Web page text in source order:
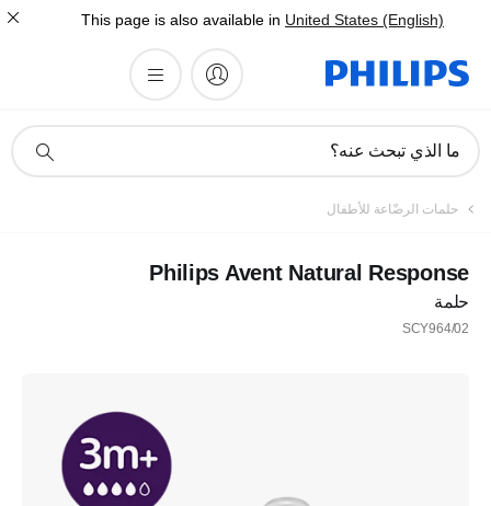
This page is also available in United States (English)
دعم
ما الذي تبحث عنه؟
تسجيل
حلمات الرضّاعة للأطفال
Philips Avent Natural Response
حلمة
SCY964/02